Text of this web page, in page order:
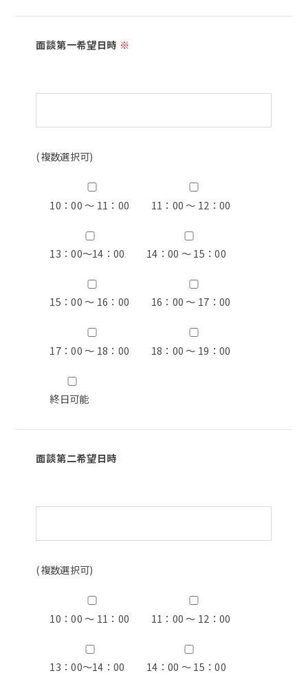
面談第一希望日時 ※
(複数選択可)
10：00 ～ 11：00 11：00 ～ 12：00
13：00〜14：00 14：00 ～ 15：00
15：00 ～ 16：00 16：00 ～ 17：00
17：00 ～ 18：00 18：00 ～ 19：00
終日可能
面談第二希望日時
(複数選択可)
10：00 ～ 11：00 11：00 ～ 12：00
13：00〜14：00 14：00 ～ 15：00